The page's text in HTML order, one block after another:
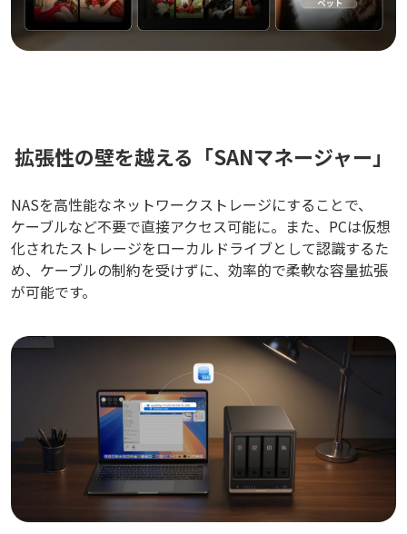
拡張性の壁を越える「SANマネージャー」
NASを高性能なネットワークストレージにすることで、
ケーブルなど不要で直接アクセス可能に。また、PCは仮想
化されたストレージをローカルドライブとして認識するた
め、ケーブルの制約を受けずに、効率的で柔軟な容量拡張
が可能です。